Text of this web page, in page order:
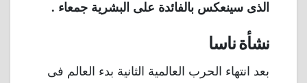
الذى سينعكس بالفائدة على البشرية جمعاء .
نشأة ناسا
بعد انتهاء الحرب العالمية الثانية بدء العالم فى